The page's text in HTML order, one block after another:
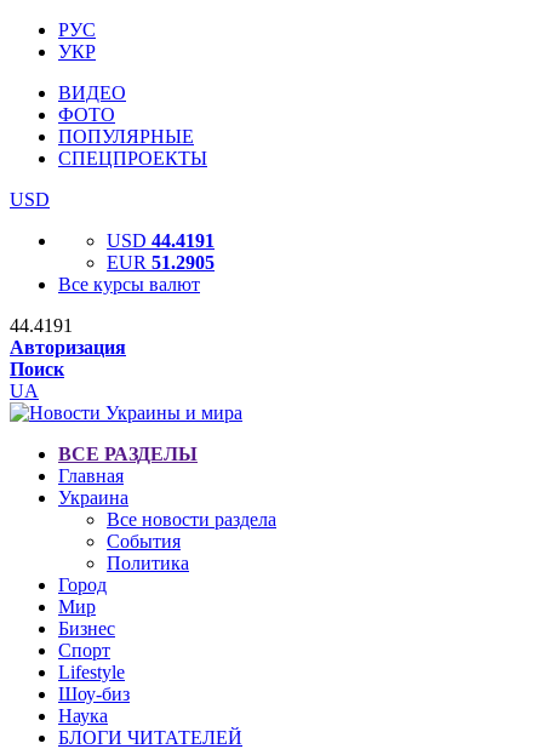
РУС
УКР
ВИДЕО
ФОТО
ПОПУЛЯРНЫЕ
СПЕЦПРОЕКТЫ
USD
USD 44.4191
EUR 51.2905
Все курсы валют
44.4191
Авторизация
Поиск
UA
ВСЕ РАЗДЕЛЫ
Главная
Украина
Все новости раздела
События
Политика
Город
Мир
Бизнес
Спорт
Lifestyle
Шоу-биз
Наука
БЛОГИ ЧИТАТЕЛЕЙ